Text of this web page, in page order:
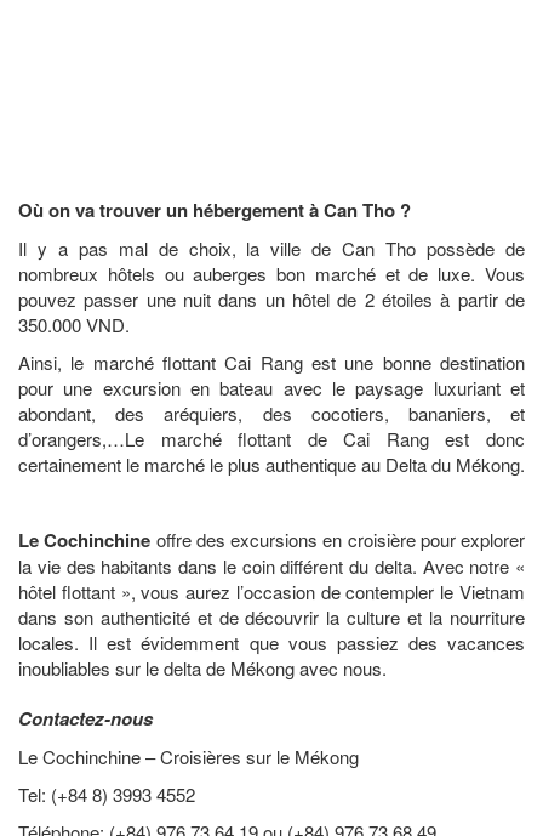
Où on va trouver un hébergement à Can Tho ?
Il y a pas mal de choix, la ville de Can Tho possède de
nombreux hôtels ou auberges bon marché et de luxe. Vous
pouvez passer une nuit dans un hôtel de 2 étoiles à partir de
350.000 VND.
Ainsi, le marché flottant Cai Rang est une bonne destination
pour une excursion en bateau avec le paysage luxuriant et
abondant, des aréquiers, des cocotiers, bananiers, et
d’orangers,…Le marché flottant de Cai Rang est donc
certainement le marché le plus authentique au Delta du Mékong.
Le Cochinchine offre des excursions en croisière pour explorer
la vie des habitants dans le coin différent du delta. Avec notre «
hôtel flottant », vous aurez l’occasion de contempler le Vietnam
dans son authenticité et de découvrir la culture et la nourriture
locales. Il est évidemment que vous passiez des vacances
inoubliables sur le delta de Mékong avec nous.
Contactez-nous
Le Cochinchine – Croisières sur le Mékong
Tel: (+84 8) 3993 4552